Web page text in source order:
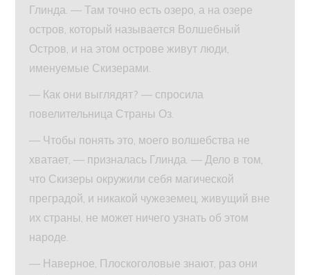
Глинда. — Там точно есть озеро, а на озере
остров, который называется Волшебный
Остров, и на этом острове живут люди,
именуемые Скизерами.
— Как они выглядят? — спросила
повелительница Страны Оз.
— Чтобы понять это, моего волшебства не
хватает, — призналась Глинда. — Дело в том,
что Скизеры окружили себя магической
преградой, и никакой чужеземец, живущий вне
их страны, не может ничего узнать об этом
народе.
— Наверное, Плоскоголовые знают, раз они